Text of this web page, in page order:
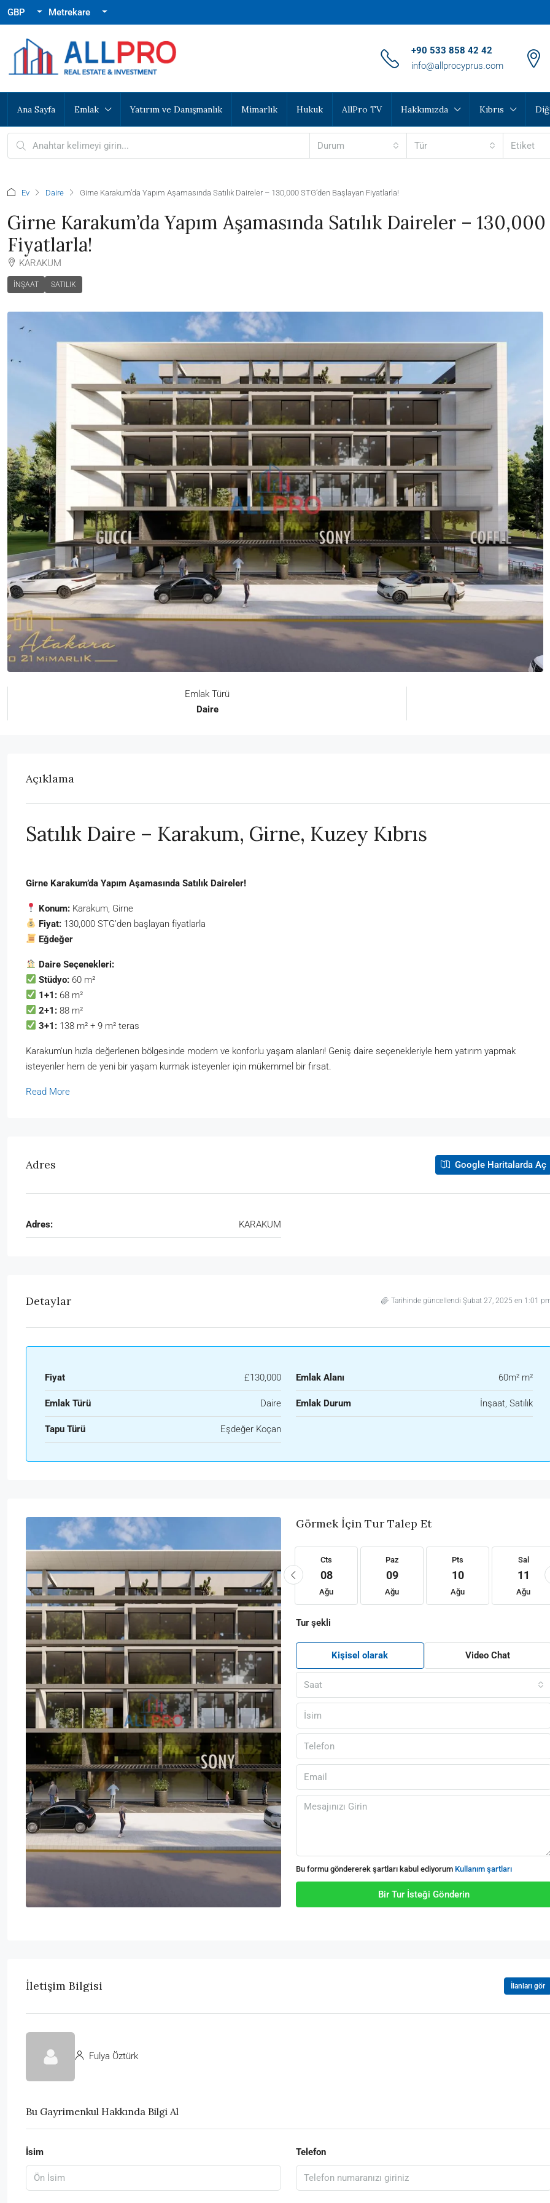
GBP Metrekare
‪+90 533 858 42 42‬
info@allprocyprus.com
Ana Sayfa Emlak Yatırım ve Danışmanlık Mimarlık Hukuk AllPro TV Hakkımızda Kıbrıs
Durum Tür Etiket
Ev Daire Girne Karakum’da Yapım Aşamasında Satılık Daireler – 130,000 STG’den Başlayan Fiyatlarla!
Girne Karakum’da Yapım Aşamasında Satılık Daireler –
Fiyatlarla!
KARAKUM
İNŞAAT SATILIK
Emlak Türü
Daire
Açıklama
Satılık Daire – Karakum, Girne, Kuzey Kıbrıs
Girne Karakum’da Yapım Aşamasında Satılık Daireler!
Konum: Karakum, Girne
Fiyat: 130,000 STG’den başlayan fiyatlarla
Eğdeğer
Daire Seçenekleri:
Stüdyo: 60 m²
1+1: 68 m²
2+1: 88 m²
3+1: 138 m² + 9 m² teras
Karakum’un hızla değerlenen bölgesinde modern ve konforlu yaşam alanları! Geniş daire seçenekleriyle hem yatırım yapmak
isteyenler hem de yeni bir yaşam kurmak isteyenler için mükemmel bir fırsat.
Read More
Adres Google Haritalarda Aç
Adres: KARAKUM
Detaylar Tarihinde güncellendi Şubat 27, 2025 en 1:01
Fiyat £130,000 Emlak Alanı 60m² m²
Emlak Türü Daire Emlak Durum İnşaat, Satılık
Tapu Türü Eşdeğer Koçan
Görmek İçin Tur Talep Et
19
Ağu
20
Ağu
21
Ağu
22
Ağu
Cts
08
Ağu
Paz
09
Ağu
Pts
10
Ağu
Sal
11
Ağu
Tur şekli
Kişisel olarak Video Chat
Saat
Bu formu göndererek şartları kabul ediyorum Kullanım şartları
Bir Tur İsteği Gönderin
İletişim Bilgisi İlanları gör
Fulya Öztürk
Bu Gayrimenkul Hakkında Bilgi Al
İsim Telefon